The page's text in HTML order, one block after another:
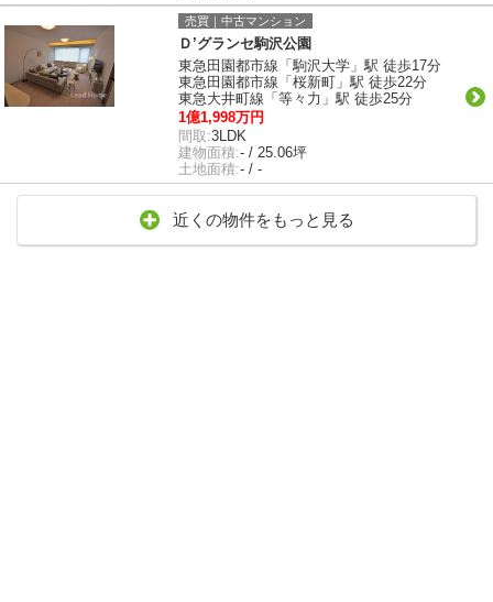
売買｜中古マンション
Ｄ’グランセ駒沢公園
東急田園都市線「駒沢大学」駅 徒歩17分
東急田園都市線「桜新町」駅 徒歩22分
東急大井町線「等々力」駅 徒歩25分
1億1,998万円
間取:3LDK
建物面積:- / 25.06坪
土地面積:- / -
近くの物件をもっと見る